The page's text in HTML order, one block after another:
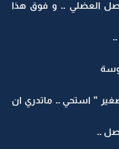
العضلي .. و فوق هذا
" استحي .. ماتدري ان
..